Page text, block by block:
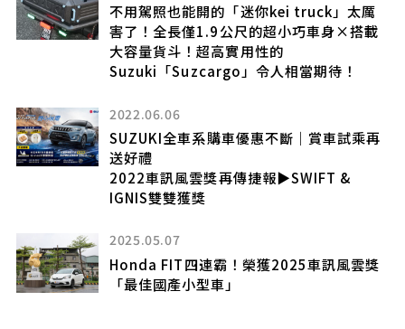
不用駕照也能開的「迷你kei truck」太厲
害了！全長僅1.9公尺的超小巧車身×搭載
大容量貨斗！超高實用性的
Suzuki「Suzcargo」令人相當期待！
2022.06.06
SUZUKI全車系購車優惠不斷｜賞車試乘再
送好禮
2022車訊風雲獎再傳捷報▶SWIFT &
IGNIS雙雙獲獎
2025.05.07
Honda FIT四連霸！榮獲2025車訊風雲獎
「最佳國產小型車」